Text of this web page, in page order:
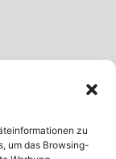
zu
um das Browsing-